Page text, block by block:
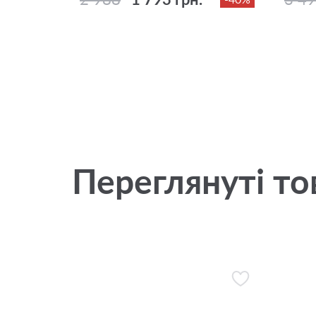
Переглянуті